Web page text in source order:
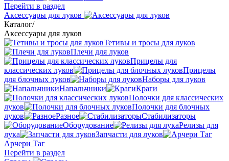
Перейти в раздел
Аксессуары для луков
Каталог/
Аксессуары для луков
Тетивы и тросы для луков
Плечи для луков
Прицелы для
классических луков
Прицелы
для блочных луков
Наборы для луков
Напальчники
Краги
Полочки для классических
луков
Полочки для блочных
луков
Разное
Стабилизаторы
Оборудование
Релизы для
лука
Запчасти для луков
Арчери Таг
Перейти в раздел